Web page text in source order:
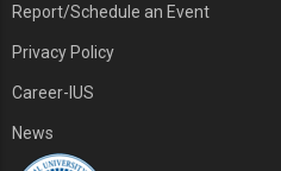
Report/Schedule an Event
Privacy Policy
Career-IUS
News